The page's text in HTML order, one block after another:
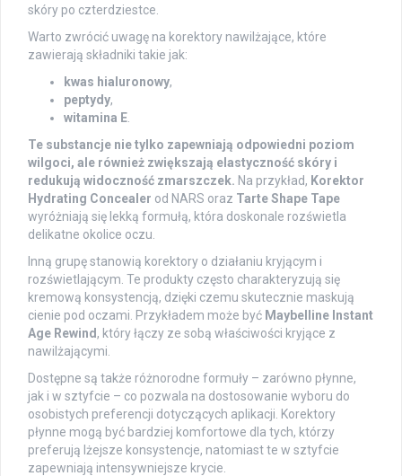
skóry po czterdziestce.
Warto zwrócić uwagę na korektory nawilżające, które
zawierają składniki takie jak:
kwas hialuronowy,
peptydy,
witamina E
Te substancje nie tylko zapewniają odpowiedni poziom
wilgoci, ale również zwiększają elastyczność skóry i
redukują widoczność zmarszczek. Na przykład, Korektor
Hydrating Concealer od NARS oraz Tarte Shape Tape
wyróżniają się lekką formułą, która doskonale rozświetla
delikatne okolice oczu.
Inną grupę stanowią korektory o działaniu kryjącym i
rozświetlającym. Te produkty często charakteryzują się
kremową konsystencją, dzięki czemu skutecznie maskują
cienie pod oczami. Przykładem może być Maybelline Instant
Age Rewind, który łączy ze sobą właściwości kryjące z
nawilżającymi.
Dostępne są także różnorodne formuły – zarówno płynne,
jak i w sztyfcie – co pozwala na dostosowanie wyboru do
osobistych preferencji dotyczących aplikacji. Korektory
płynne mogą być bardziej komfortowe dla tych, którzy
preferują lżejsze konsystencje, natomiast te w sztyfcie
zapewniają intensywniejsze krycie.